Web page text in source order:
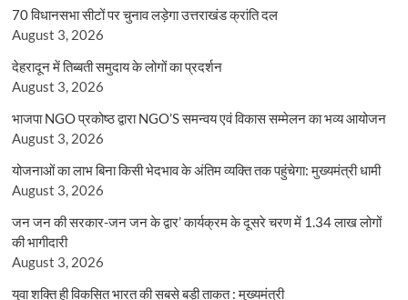
70 विधानसभा सीटों पर चुनाव लड़ेगा उत्तराखंड क्रांति दल
August 3, 2026
देहरादून में तिब्बती समुदाय के लोगों का प्रदर्शन
August 3, 2026
भाजपा NGO प्रकोष्ठ द्वारा NGO’S समन्वय एवं विकास सम्मेलन का भव्य आयोजन
August 3, 2026
योजनाओं का लाभ बिना किसी भेदभाव के अंतिम व्यक्ति तक पहुंचेगा: मुख्यमंत्री धामी
August 3, 2026
जन जन की सरकार-जन जन के द्वार’ कार्यक्रम के दूसरे चरण में 1.34 लाख लोगों
की भागीदारी
August 3, 2026
युवा शक्ति ही विकसित भारत की सबसे बड़ी ताकत : मुख्यमंत्री